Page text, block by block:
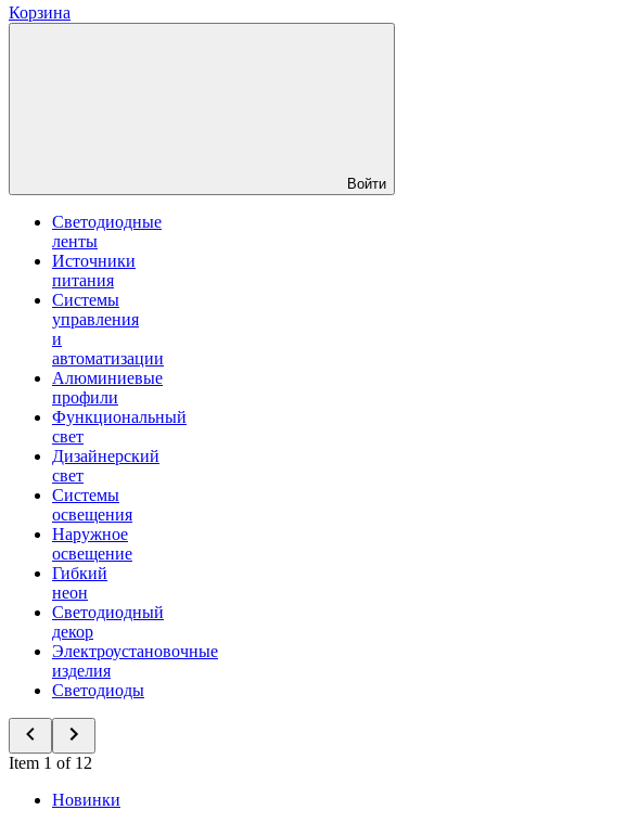
Корзина
Войти
Светодиодные
ленты
Источники
питания
Системы
управления
и
автоматизации
Алюминиевые
профили
Функциональный
свет
Дизайнерский
свет
Системы
освещения
Наружное
освещение
Гибкий
неон
Светодиодный
декор
Электроустановочные
изделия
Светодиоды
Item 1 of 12
Новинки